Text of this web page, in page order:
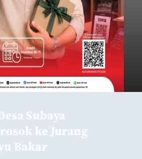
Subaya
ke Jurang
Bakar